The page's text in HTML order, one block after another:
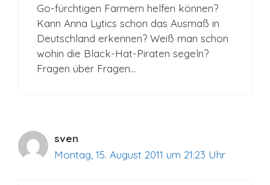
Go-fürchtigen Farmern helfen können?
Kann Anna Lytics schon das Ausmaß in
Deutschland erkennen? Weiß man schon
wohin die Black-Hat-Piraten segeln?
Fragen über Fragen…
sven
Montag, 15. August 2011 um 21:23 Uhr